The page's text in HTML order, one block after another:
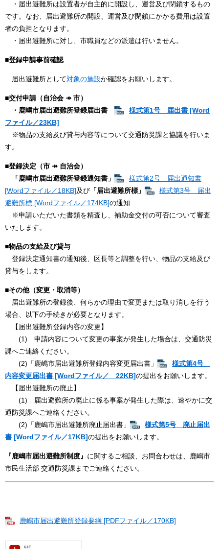
・届出避難所は設置者が自主的に開設し、運営及び閉鎖するもの
です。なお、届出避難所の開設、運営及び閉鎖にかかる費用は設置
者の負担となります。​
・届出避難所に対し、市職員などの派遣は行いません。
■登録申請事前確認
届出避難所として対象の施設か確認をお願いします。
■交付申請（自治会 ↠ 市）
・鹿嶋市届出避難所登録届出書
様式第1号 届出書 [Word
ファイル／23KB]
※物品の支給及び貸与内容等について交通防災課と協議を行いま
す。
■登録決定（市 ↠ 自治会）
「鹿嶋市届出避難所登録通知書」
様式第2号 届出通知書
[Wordファイル／18KB]及び 「届出避難所標」
様式第3号 届出
避難所標 [Wordファイル／174KB]の通知
※申請いただいた書類を精査し、補助金交付の可否について審査
いたします。
■物品の支給及び貸与
登録決定通知書の通知後、区長等と調整を行い、物品の支給及び
貸与をします。
■その他（変更・取消等）
届出避難所の登録後、何らかの理由で変更または取り消しを行う
場合、以下の手続きが必要となります。
【届出避難所登録内容の変更】
(1) 申請内容について変更の事案が発生した場合は、交通防災
課へご連絡ください。
(2)「鹿嶋市届出避難所登録内容変更届出書」
様式第4号
内容変更届出書 [Wordファイル／ 22KB]の提出をお願いします。
【届出避難所の廃止】
(1) 届出避難所の廃止に係る事案が発生した際は、速やかに交
通防災課へご連絡ください。
(2)「鹿嶋市届出避難所廃止届出書」
様式第5号 廃止届出
書 [Wordファイル／17KB]の提出をお願いします。
『鹿嶋市届出避難所制度』 に関するご相談、お問合わせは、鹿嶋市
市民生活部 交通防災課までご連絡ください。
鹿嶋市届出避難所登録要綱 [PDFファイル／170KB]